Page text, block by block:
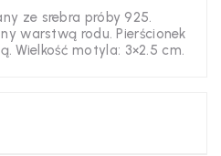
ze srebra próby 925.
warstwą rodu. Pierścionek
Wielkość motyla: 3×2.5 cm.